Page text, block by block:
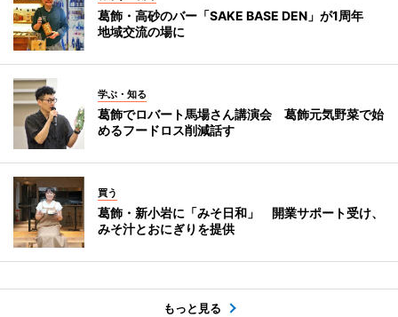
葛飾・高砂のバー「SAKE BASE DEN」が1周年
地域交流の場に
学ぶ・知る
葛飾でロバート馬場さん講演会 葛飾元気野菜で始
めるフードロス削減話す
買う
葛飾・新小岩に「みそ日和」 開業サポート受け、
みそ汁とおにぎりを提供
もっと見る